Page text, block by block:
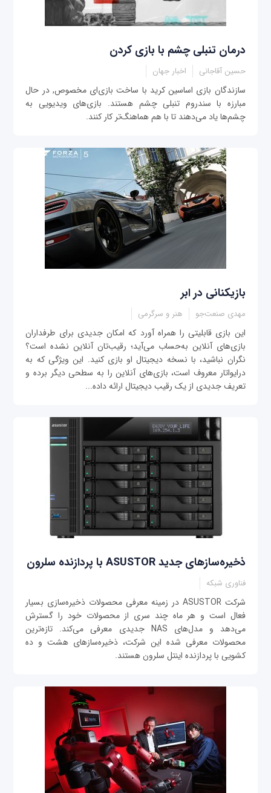
درمان تنبلی چشم با بازی کردن
حسین آقاجانی اخبار جهان
سازندگان بازی اساسین کرید با ساخت بازی‌ای مخصوص, در حال
مبارزه با سندروم تنبلی چشم هستند. بازی‌های ویدیویی به
چشم‌ها یاد می‌دهند تا با هم هماهنگ‌تر کار کنند.
بازیکنانی در ابر
مهدی صنعت‌جو هنر و سرگرمی
این بازی قابلیتی را همراه آورد که امکان جدیدی برای طرفداران
بازی‌های آنلاین به‌حساب می‌آید؛ رقیب‌تان آنلاین نشده است؟
نگران نباشید، با نسخه دیجیتال او بازی کنید. این ویژگی که به
درایواتار معروف است، بازی‌های آنلاین را به سطحی دیگر برده و
تعریف جدیدی از یک رقیب دیجیتال ارائه داده...
ذخیره‌سازهای جدید ASUSTOR با پردازنده سلرون
فناوری شبکه
شرکت ASUSTOR در زمینه معرفی محصولات ذخیره‌سازی بسیار
فعال است و هر ماه چند سری از محصولات خود را گسترش
می‌دهد و مدل‌های NAS جدیدی معرفی می‌کند. تازه‌ترین
محصولات معرفی شده این شرکت، ذخیره‌سازهای هشت و ده
کشویی با پردازنده اینتل سلرون هستند.